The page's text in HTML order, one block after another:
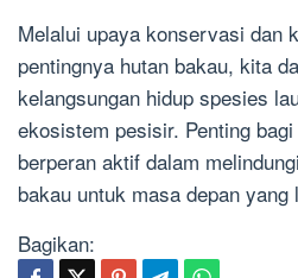
Melalui upaya konservasi dan
pentingnya hutan bakau, kita
kelangsungan hidup spesies
ekosistem pesisir. Penting
berperan aktif dalam
bakau untuk masa depan yang
Bagikan: